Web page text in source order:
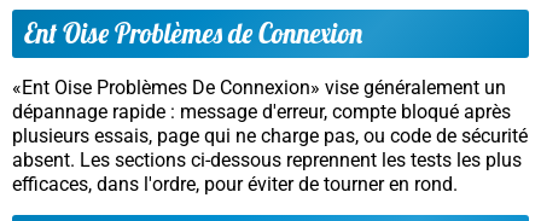
Ent Oise Problèmes de Connexion
«Ent Oise Problèmes De Connexion» vise généralement un
dépannage rapide : message d'erreur, compte bloqué après
plusieurs essais, page qui ne charge pas, ou code de sécurité
absent. Les sections ci-dessous reprennent les tests les plus
efficaces, dans l'ordre, pour éviter de tourner en rond.